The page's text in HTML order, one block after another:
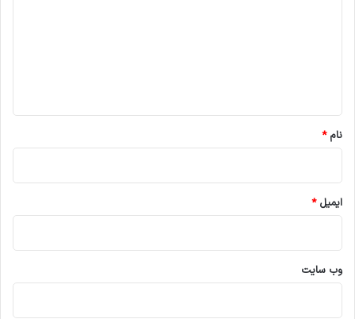
نام*
ایمیل*
وب‌ سایت